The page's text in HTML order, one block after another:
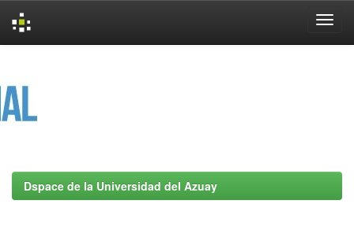
Dspace de la Universidad del Azuay